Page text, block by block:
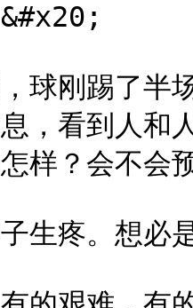
球刚踢了半
，看到人和
样？会不
生疼。想必